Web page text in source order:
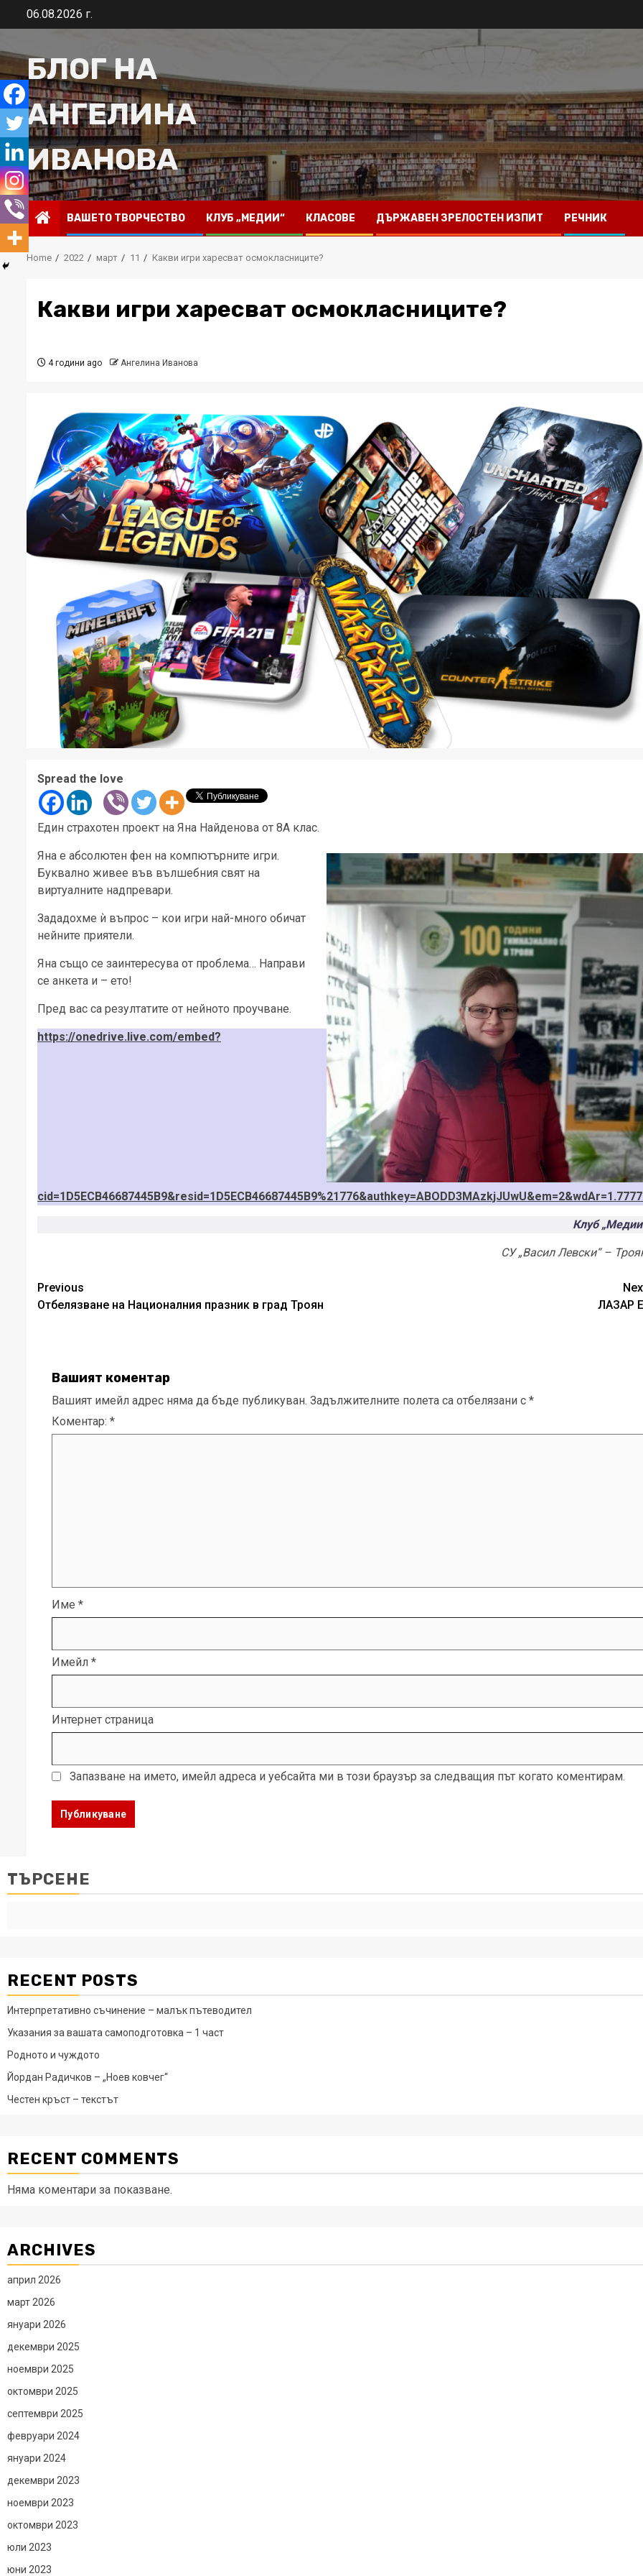
06.08.2026 г.
БЛОГ НА
АНГЕЛИНА
ИВАНОВА
ВАШЕТО ТВОРЧЕСТВО КЛУБ „МЕДИИ“ КЛАСОВЕ ДЪРЖАВЕН ЗРЕЛОСТЕН ИЗПИТ РЕЧНИК
Home 2022 март 11 Какви игри харесват осмокласниците?
Какви игри харесват осмокласниците?
4 години ago Ангелина Иванова
Spread the love
Един страхотен проект на Яна Найденова от 8А клас.
Яна е абсолютен фен на компютърните игри.
Буквално живее във вълшебния свят на
виртуалните надпревари.
Зададохме ѝ въпрос – кои игри най-много обичат
нейните приятели.
Яна също се заинтересува от проблема… Направи
се анкета и – ето!
Пред вас са резултатите от нейното проучване.
https://onedrive.live.com/embed?
Клуб
СУ „Васил Левски“ –
Post
navigation
Previous
Отбелязване на Националния празник в град Троян
ЛАЗАР
Вашият коментар
Вашият имейл адрес няма да бъде публикуван. Задължителните полета са отбелязани с *
Коментар: *
Име *
Имейл *
Интернет страница
Запазване на името, имейл адреса и уебсайта ми в този браузър за следващия път когато коментирам.
ТЪРСЕНЕ
RECENT POSTS
Интерпретативно съчинение – малък пътеводител
Указания за вашата самоподготовка – 1 част
Родното и чуждото
Йордан Радичков – „Ноев ковчег“
Честен кръст – текстът
RECENT COMMENTS
Няма коментари за показване.
ARCHIVES
април 2026
март 2026
януари 2026
декември 2025
ноември 2025
октомври 2025
септември 2025
февруари 2024
януари 2024
декември 2023
ноември 2023
октомври 2023
юли 2023
юни 2023